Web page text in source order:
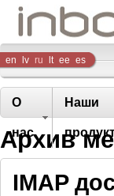
Inbox
Company
en lv ru lt ee es
О
нас
Наши
Архив
IMAP